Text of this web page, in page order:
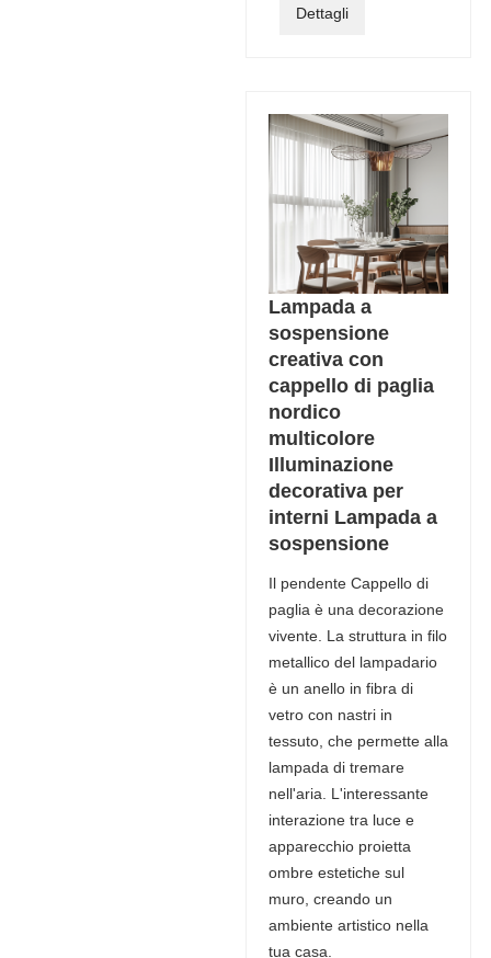
Dettagli
Lampada a
sospensione
creativa con
cappello di paglia
nordico
multicolore
Illuminazione
decorativa per
interni Lampada a
sospensione
Il pendente Cappello di
paglia è una decorazione
vivente. La struttura in filo
metallico del lampadario
è un anello in fibra di
vetro con nastri in
tessuto, che permette alla
lampada di tremare
nell'aria. L'interessante
interazione tra luce e
apparecchio proietta
ombre estetiche sul
muro, creando un
ambiente artistico nella
tua casa.